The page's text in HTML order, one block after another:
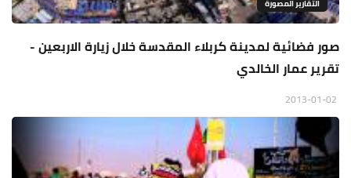
التقارير المصورة
صور فضائية لمدينة كربلاء المقدسة خلال زيارة الاربعين -
تقرير عمار الخالدي